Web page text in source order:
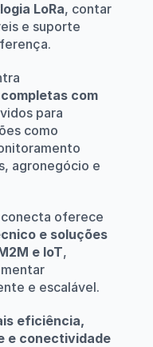
LoRa, contar
e suporte
com
para
como
agronegócio e
e soluções
e IoT,
e escalável.
eficiência,
e conectividade